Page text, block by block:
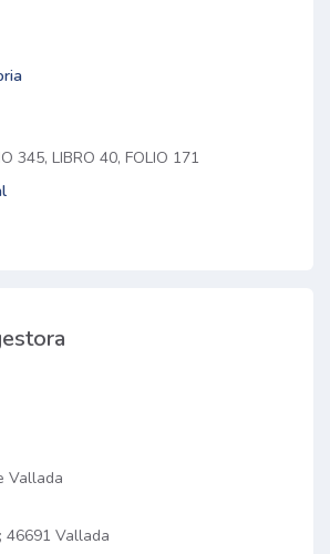
345, LIBRO 40, FOLIO 171
Vallada
46691 Vallada